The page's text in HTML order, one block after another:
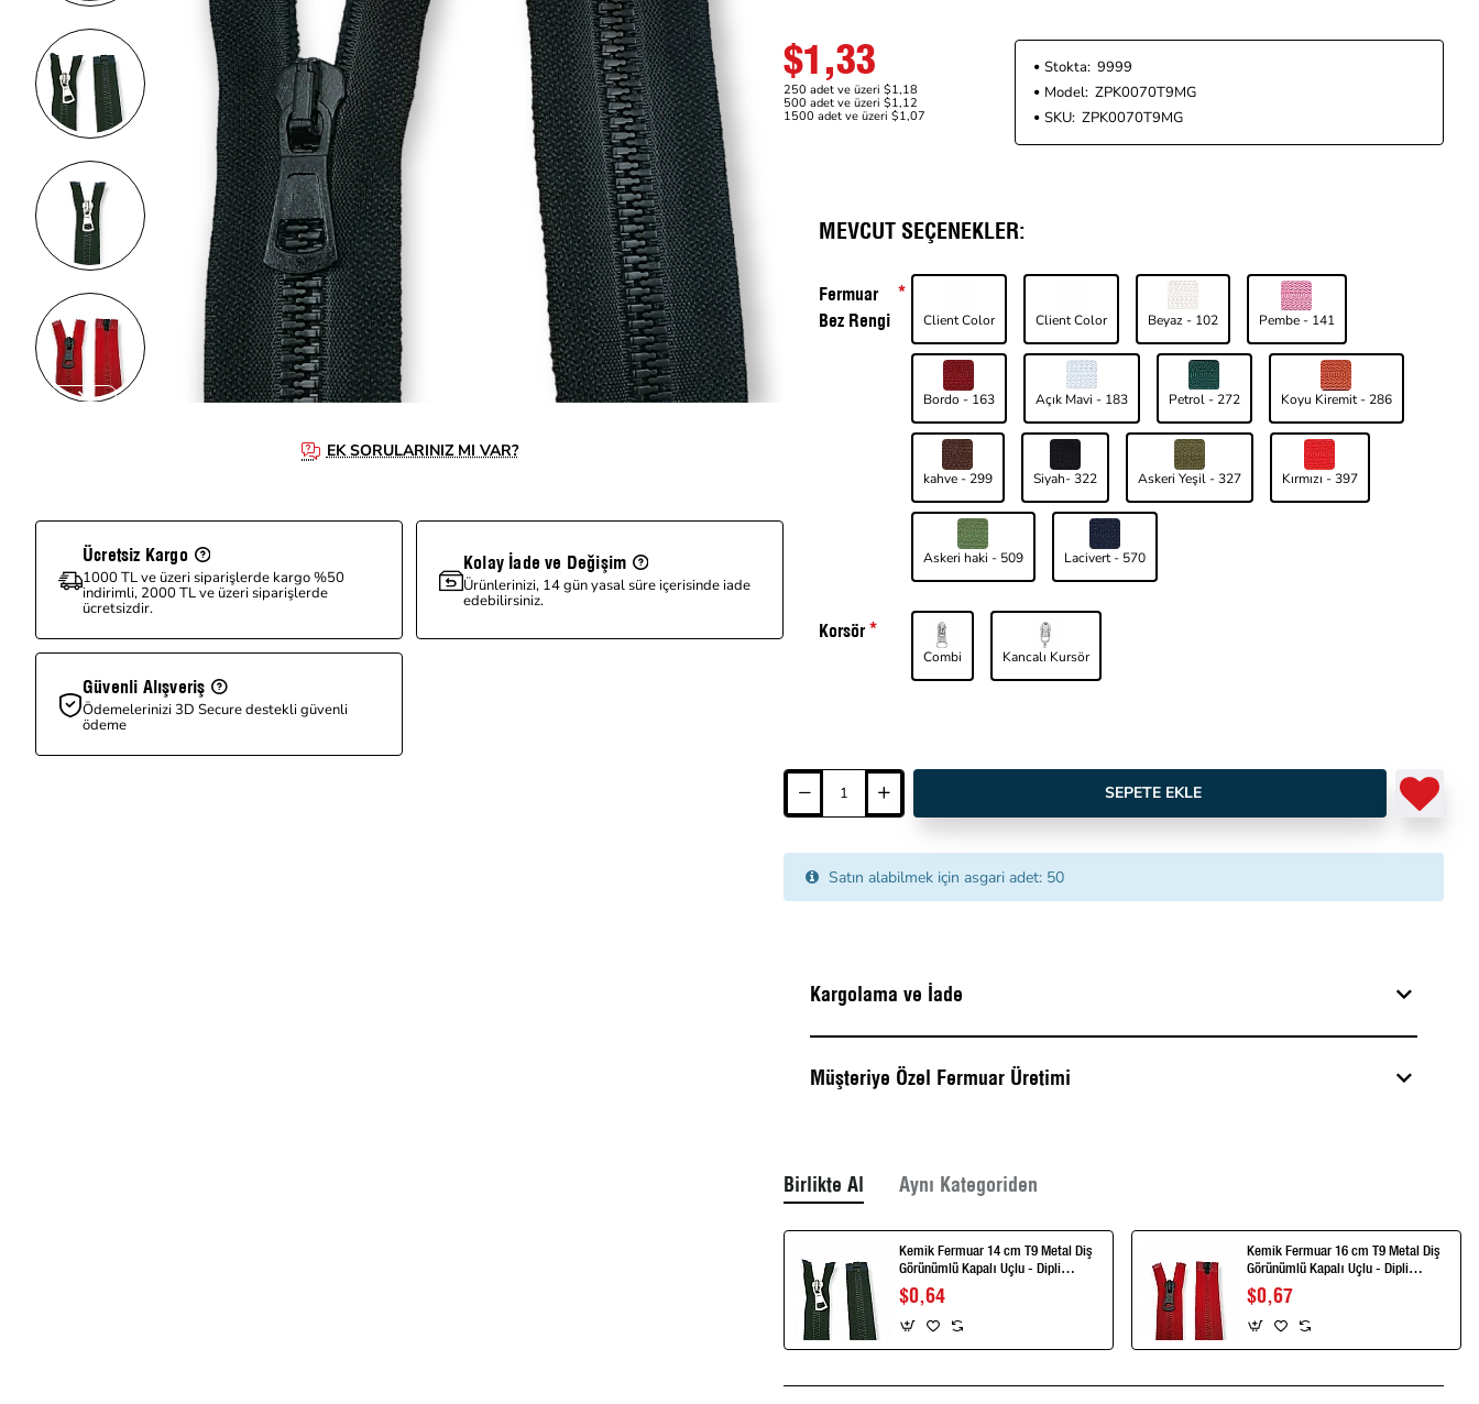
EK SORULARINIZ MI VAR?
Ücretsiz Kargo
1000 TL ve üzeri siparişlerde kargo %50
indirimli, 2000 TL ve üzeri siparişlerde
ücretsizdir.
Kolay İade ve Değişim
Ürünlerinizi, 14 gün yasal süre içerisinde iade
edebilirsiniz.
Güvenli Alışveriş
Ödemelerinizi 3D Secure destekli güvenli
ödeme
$1,33
250 adet ve üzeri $1,18
500 adet ve üzeri $1,12
1500 adet ve üzeri $1,07
Stokta: 9999
Model: ZPK0070T9MG
SKU: ZPK0070T9MG
MEVCUT SEÇENEKLER:
Fermuar
Bez Rengi
Client Color Client Color Beyaz - 102 Pembe - 141
Bordo - 163 Açık Mavi - 183 Petrol - 272 Koyu Kiremit - 286
kahve - 299 Siyah- 322 Askeri Yeşil - 327 Kırmızı - 397
Askeri haki - 509 Lacivert - 570
Korsör
Combi Kancalı Kursör
SEPETE EKLE
Satın alabilmek için asgari adet: 50
Kargolama ve İade
Müşteriye Özel Fermuar Üretimi
Birlikte Al Aynı Kategoriden
Kemik Fermuar 14 cm T9 Metal Diş
Görünümlü Kapalı Uçlu - Dipli
ZPK0014T9MG
$0,64
Kemik Fermuar 16 cm T9 Metal Diş
Görünümlü Kapalı Uçlu - Dipli
ZPK0016T9MG
$0,67